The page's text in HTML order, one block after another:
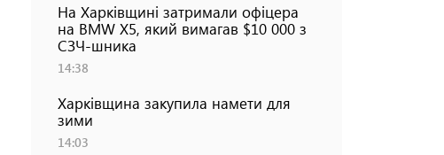
На Харківщині затримали офіцера
на BMW Х5, який вимагав $10 000 з
СЗЧ-шника
14:38
Харківщина закупила намети для
зими
14:03